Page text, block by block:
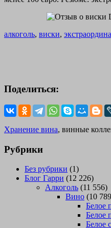
алкоголь, виски,
Поделиться:
Хранение вина, винные
Рубрики
Без рубрики (1)
Блог Гарри (12 226)
Алкоголь (11 556)
Вино (10
Белое
Белое
Белое